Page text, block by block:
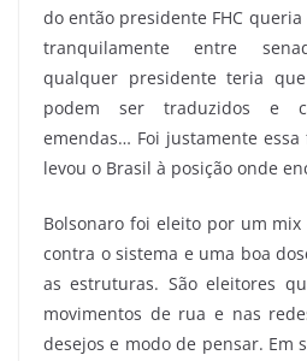
do então presidente FHC
tranquilamente entre
qualquer presidente teria
podem ser traduzidos e
emendas… Foi justamente
levou o Brasil à posição onde
Bolsonaro foi eleito por um
contra o sistema e uma boa
as estruturas. São eleitores
movimentos de rua e nas
desejos e modo de pensar. Em